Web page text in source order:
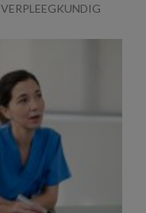
VERPLEEGKUNDIG